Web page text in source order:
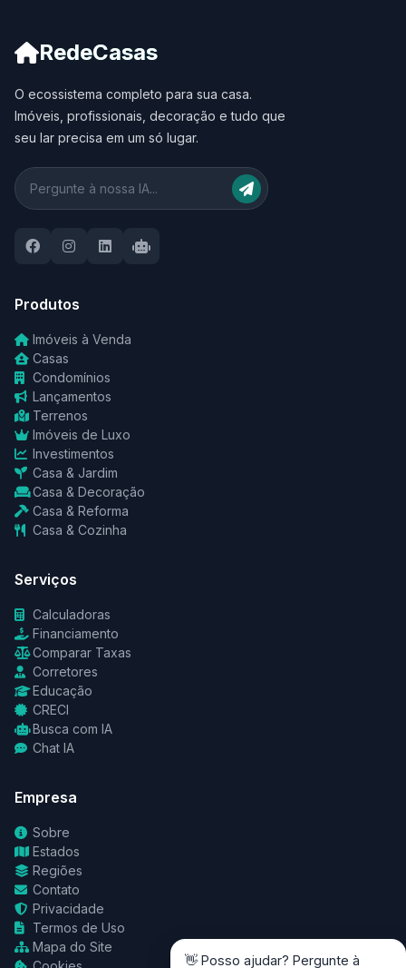
RedeCasas
O ecossistema completo para sua casa.
Imóveis, profissionais, decoração e tudo que
seu lar precisa em um só lugar.
Produtos
Imóveis à Venda
Casas
Condomínios
Lançamentos
Terrenos
Imóveis de Luxo
Investimentos
Casa & Jardim
Casa & Decoração
Casa & Reforma
Casa & Cozinha
Serviços
Calculadoras
Financiamento
Comparar Taxas
Corretores
Educação
CRECI
Busca com IA
Chat IA
Empresa
Sobre
Estados
Regiões
Contato
Privacidade
Termos de Uso
Mapa do Site
👋 Posso ajudar? Pergunte à